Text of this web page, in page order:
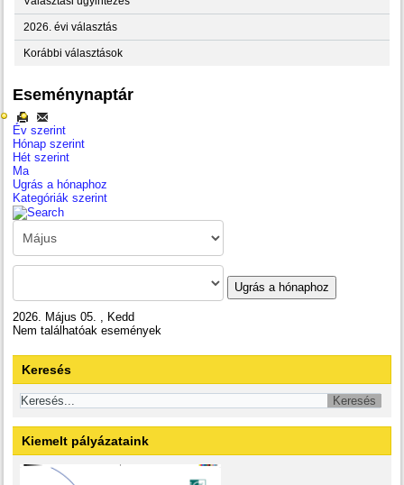
2026. évi választás
Korábbi választások
Eseménynaptár
Év szerint
Hónap szerint
Hét szerint
Ma
Ugrás a hónaphoz
Kategóriák szerint
Ugrás a hónaphoz
2026. Május 05. , Kedd
Nem találhatóak események
Keresés
Kiemelt pályázataink